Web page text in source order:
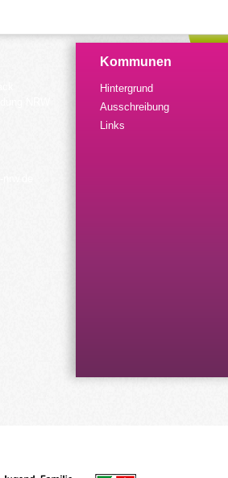
Kommunen
Hintergrund
Ausschreibung
Links